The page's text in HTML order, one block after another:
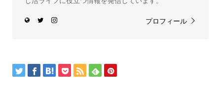
プロフィール